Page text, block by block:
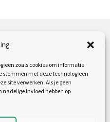
zoals cookies om informatie
stemmen met deze technologieën
site verwerken. Als je geen
invloed hebben op